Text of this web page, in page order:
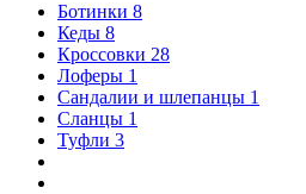
Ботинки 8
Кеды 8
Кроссовки 28
Лоферы 1
Сандалии и шлепанцы 1
Сланцы 1
Туфли 3